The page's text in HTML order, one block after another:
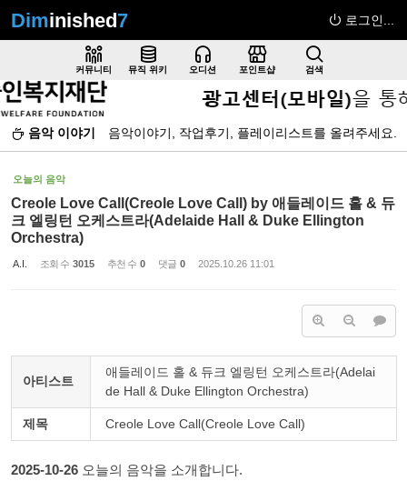
Diminished7 로그인...
커뮤니티 뮤직 위키 오디션 포인트샵 검색
음악 이야기 음악이야기, 작업후기, 플레이리스트를 올려주세요.
오늘의 음악
Creole Love Call(Creole Love Call) by 애들레이드 홀 & 듀
크 엘링턴 오케스트라(Adelaide Hall & Duke Ellington
Orchestra)
A.I. 조회 수 3015 추천 수 0 댓글 0 2025.10.26 11:01
아티스트
애들레이드 홀 & 듀크 엘링턴 오케스트라(Adelai
de Hall & Duke Ellington Orchestra)
제목 Creole Love Call(Creole Love Call)
2025-10-26 오늘의 음악을 소개합니다.
Sketchbook5, 스케치북5
Sketchbook5, 스케치북5